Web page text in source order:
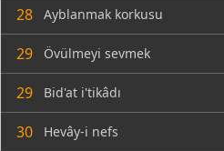
28 Ayblanmak korkusu
29 Övülmeyi sevmek
29 Bid'at i'tikâdı
30 Hevây-i nefs